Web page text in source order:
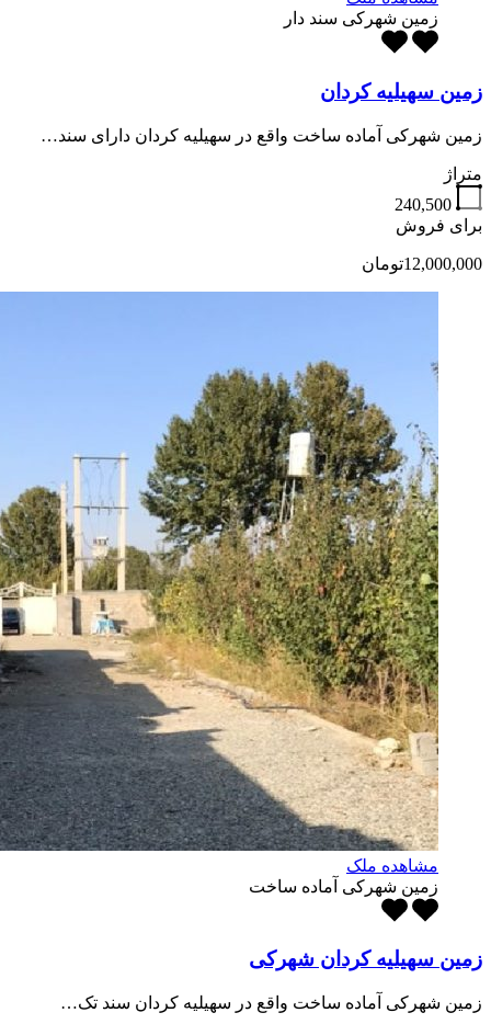
زمین شهرکی سند دار
زمین سهیلیه کردان
زمین شهرکی آماده ساخت واقع در سهیلیه کردان دارای سند…
متراژ
240,500
برای فروش
12,000,000تومان
مشاهده ملک
زمین شهرکی آماده ساخت
زمین سهیلیه کردان شهرکی
زمین شهرکی آماده ساخت واقع در سهیلیه کردان سند تک…